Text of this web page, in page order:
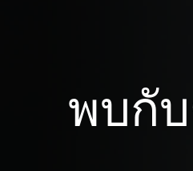
พบกั